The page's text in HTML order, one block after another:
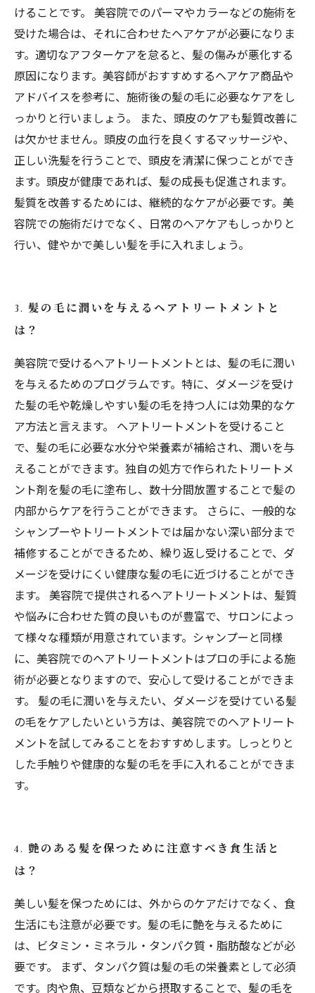
けることです。 美容院でのパーマやカラーなどの施術を
受けた場合は、それに合わせたヘアケアが必要になりま
す。適切なアフターケアを怠ると、髪の傷みが悪化する
原因になります。美容師がおすすめするヘアケア商品や
アドバイスを参考に、施術後の髪の毛に必要なケアをし
っかりと行いましょう。 また、頭皮のケアも髪質改善に
は欠かせません。頭皮の血行を良くするマッサージや、
正しい洗髪を行うことで、頭皮を清潔に保つことができ
ます。頭皮が健康であれば、髪の成長も促進されます。
髪質を改善するためには、継続的なケアが必要です。美
容院での施術だけでなく、日常のヘアケアもしっかりと
行い、健やかで美しい髪を手に入れましょう。
3. 髪の毛に潤いを与えるヘアトリートメントと
は？
美容院で受けるヘアトリートメントとは、髪の毛に潤い
を与えるためのプログラムです。特に、ダメージを受け
た髪の毛や乾燥しやすい髪の毛を持つ人には効果的なケ
ア方法と言えます。 ヘアトリートメントを受けること
で、髪の毛に必要な水分や栄養素が補給され、潤いを与
えることができます。独自の処方で作られたトリートメ
ント剤を髪の毛に塗布し、数十分間放置することで髪の
内部からケアを行うことができます。 さらに、一般的な
シャンプーやトリートメントでは届かない深い部分まで
補修することができるため、繰り返し受けることで、ダ
メージを受けにくい健康な髪の毛に近づけることができ
ます。 美容院で提供されるヘアトリートメントは、髪質
や悩みに合わせた質の良いものが豊富で、サロンによっ
て様々な種類が用意されています。シャンプーと同様
に、美容院でのヘアトリートメントはプロの手による施
術が必要となりますので、安心して受けることができま
す。 髪の毛に潤いを与えたい、ダメージを受けている髪
の毛をケアしたいという方は、美容院でのヘアトリート
メントを試してみることをおすすめします。しっとりと
した手触りや健康的な髪の毛を手に入れることができま
す。
4. 艶のある髪を保つために注意すべき食生活と
は？
美しい髪を保つためには、外からのケアだけでなく、食
生活にも注意が必要です。髪の毛に艶を与えるために
は、ビタミン・ミネラル・タンパク質・脂肪酸などが必
要です。 まず、タンパク質は髪の毛の栄養素として必須
です。肉や魚、豆類などから摂取することで、髪の毛を